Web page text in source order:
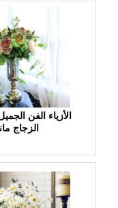
الأزياء الفن
الزجاج